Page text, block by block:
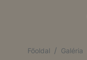
Főoldal / Galéria